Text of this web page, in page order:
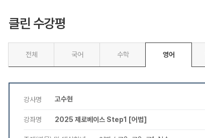
클린 수강평
전체 국어 수학 영어